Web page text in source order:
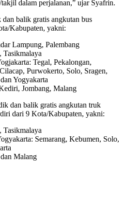
dalam perjalanan,” ujar Syafrin.
balik gratis angkutan bus
Kabupaten, yakni:
Lampung, Palembang
Tasikmalaya
Tegal, Pekalongan,
Purwokerto, Solo, Sragen,
Yogyakarta
Jombang, Malang
dan balik gratis angkutan truk
dari 9 Kota/Kabupaten, yakni:
Tasikmalaya
Semarang, Kebumen, Solo,
Malang